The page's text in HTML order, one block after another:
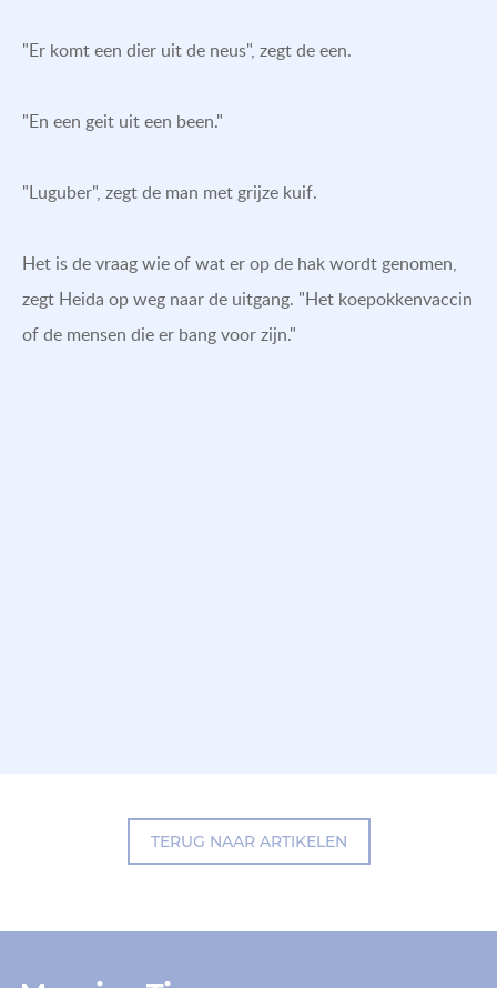
"Er komt een dier uit de neus", zegt de een.
"En een geit uit een been."
"Luguber", zegt de man met grijze kuif.
Het is de vraag wie of wat er op de hak wordt genomen,
zegt Heida op weg naar de uitgang. "Het koepokkenvaccin
of de mensen die er bang voor zijn."
TERUG NAAR ARTIKELEN